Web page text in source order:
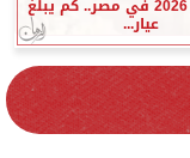
عيار...